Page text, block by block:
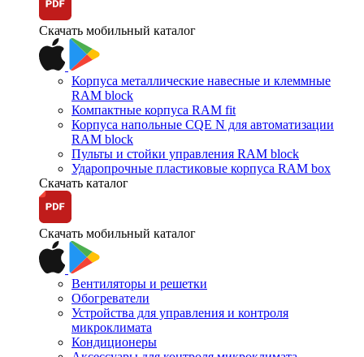
Скачать мобильный каталог
Корпуса металлические навесные и клеммные
RAM block
Компактные корпуса RAM fit
Корпуса напольные CQE N для автоматизации
RAM block
Пульты и стойки управления RAM block
Ударопрочные пластиковые корпуса RAM box
Скачать каталог
Скачать мобильный каталог
Вентиляторы и решетки
Обогреватели
Устройства для управления и контроля
микроклимата
Кондиционеры